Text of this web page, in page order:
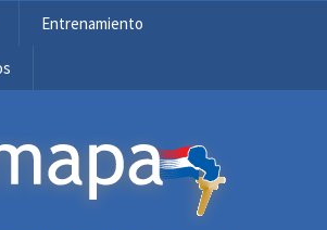
Entrenamiento